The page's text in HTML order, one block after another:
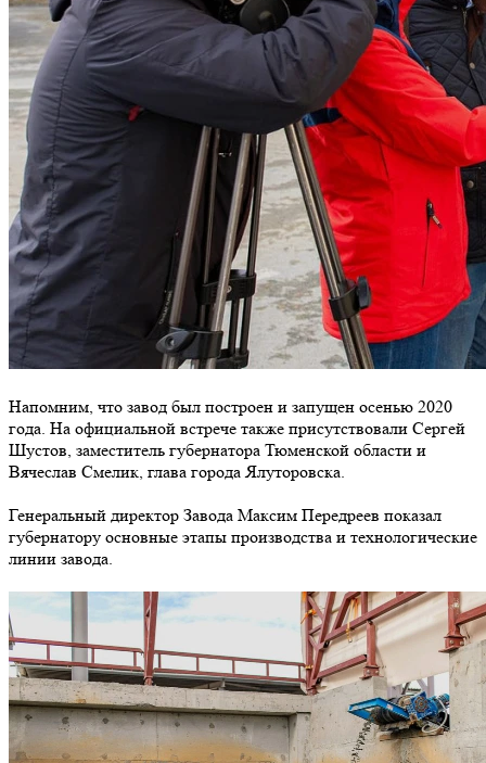
Напомним, что завод был построен и запущен осенью 2020
года. На официальной встрече также присутствовали Сергей
Шустов, заместитель губернатора Тюменской области и
Вячеслав Смелик, глава города Ялуторовска.
Генеральный директор Завода Максим Передреев показал
губернатору основные этапы производства и технологические
линии завода.